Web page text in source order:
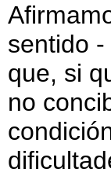
sentido
que, si
no